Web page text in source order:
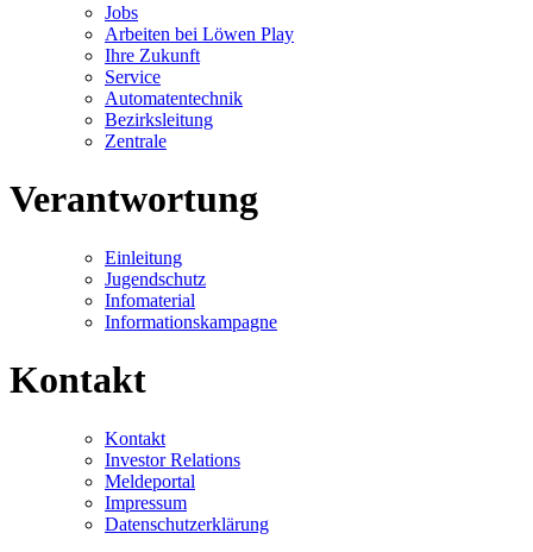
Jobs
Arbeiten bei Löwen Play
Ihre Zukunft
Service
Automatentechnik
Bezirksleitung
Zentrale
Verantwortung
Einleitung
Jugendschutz
Infomaterial
Informationskampagne
Kontakt
Kontakt
Investor Relations
Meldeportal
Impressum
Datenschutzerklärung